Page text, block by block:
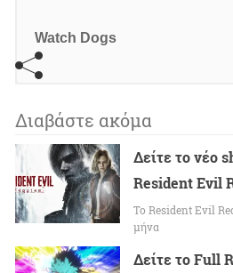
Watch Dogs
Διαβάστε ακόμα
Δείτε το νέο
Resident Evil
To Resident Evil
μήνα
Δείτε το Full